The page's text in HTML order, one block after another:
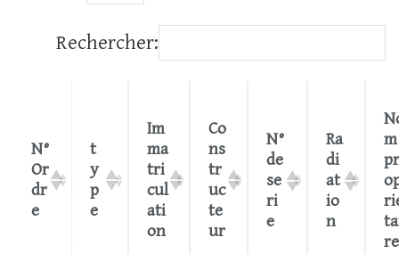
Rechercher:
N°
Or
dr
e
t
y
p
e
Im
ma
tri
cul
ati
on
Co
ns
tr
uc
te
ur
N°
de
se
ri
e
Ra
di
at
io
n
m
pr
re